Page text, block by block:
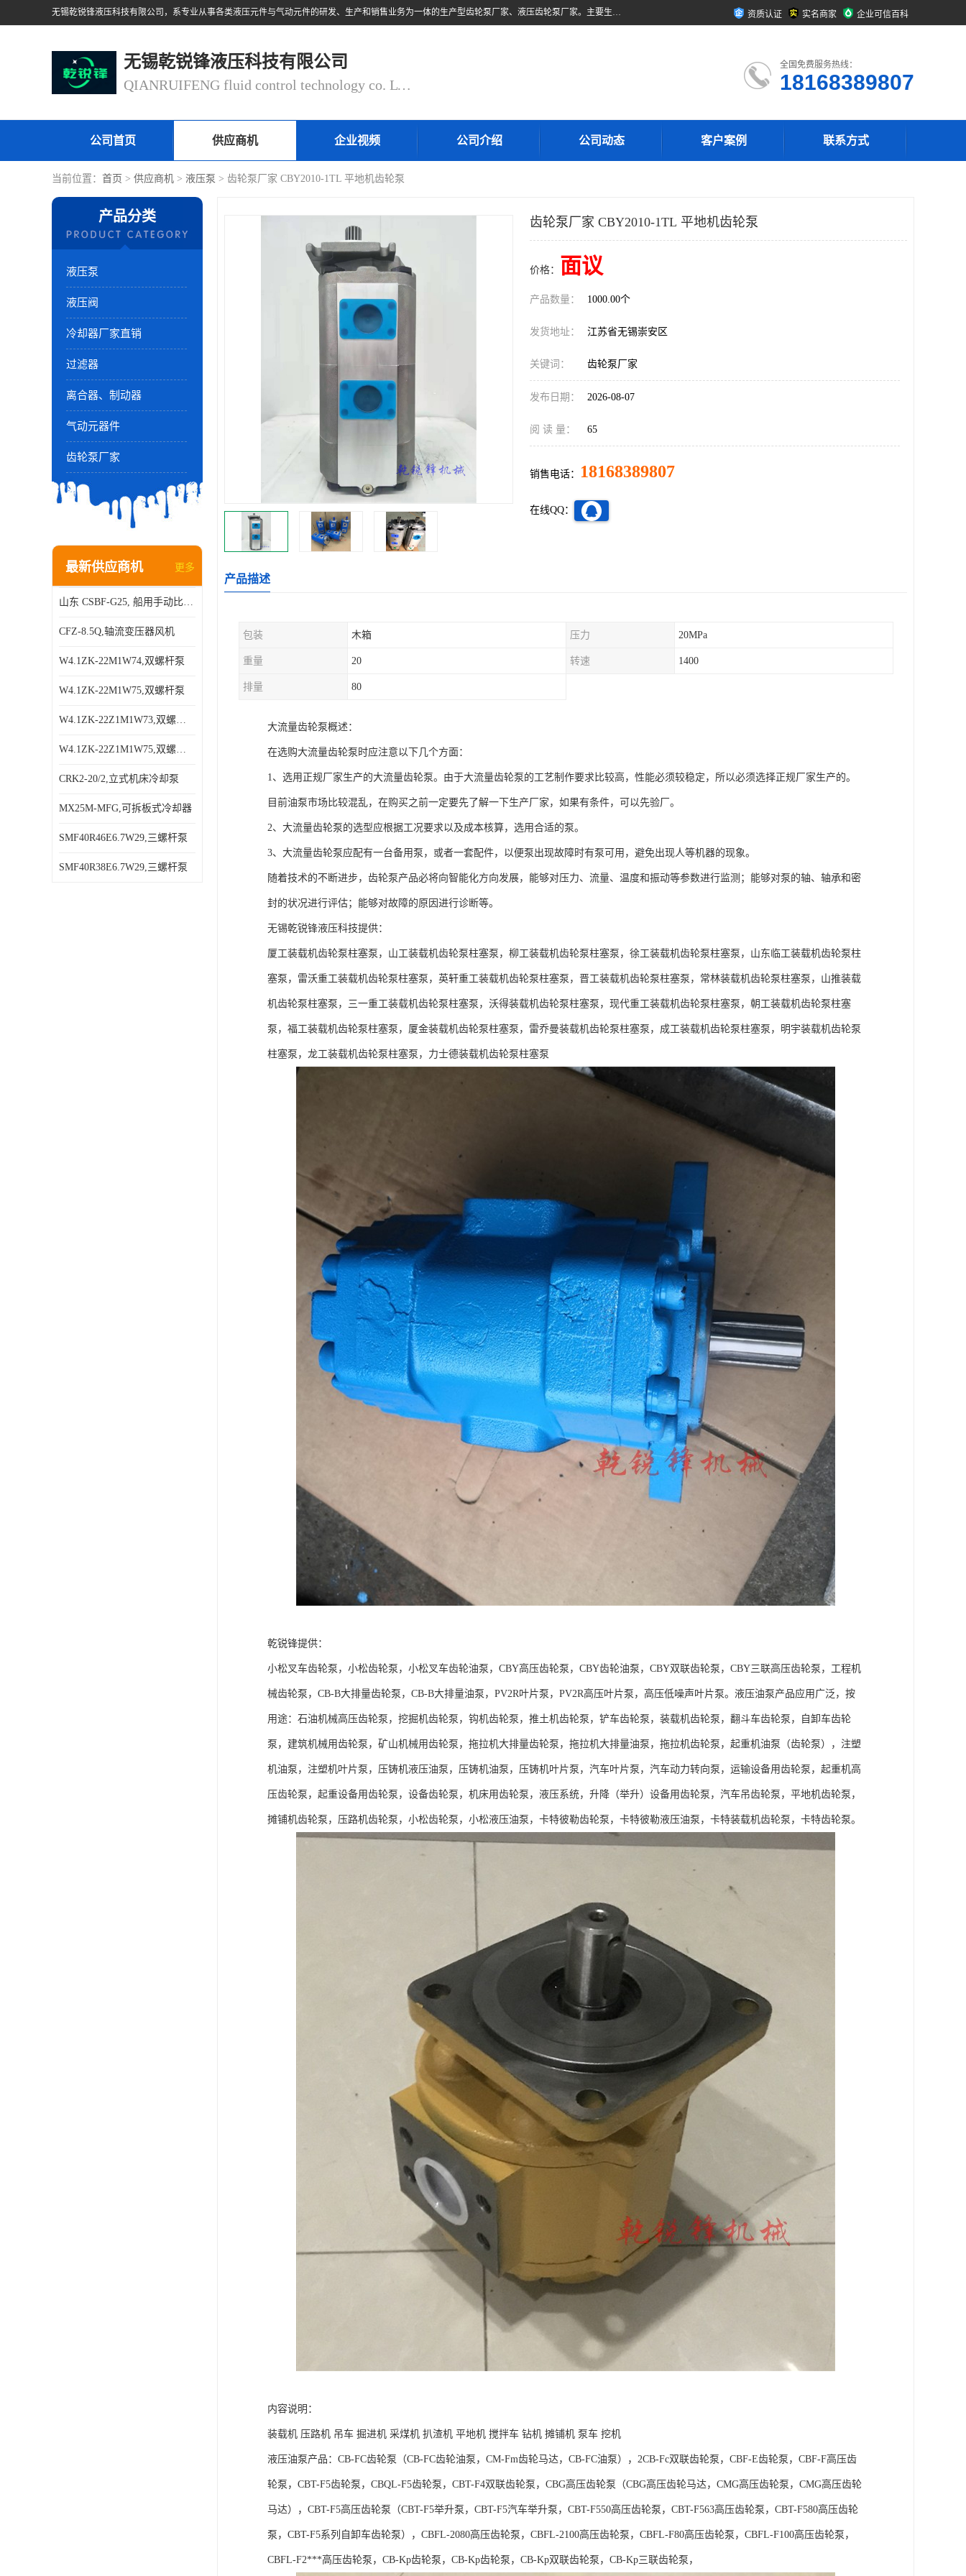
无锡乾锐锋液压科技有限公司，系专业从事各类液压元件与气动元件的研发、生产和销售业务为一体的生产型齿轮泵厂家、液压齿轮泵厂家。主要生产销售风冷式冷却器、液压油风冷却器，冷却器厂家直销、齿轮泵型号、齿轮泵厂家排名详情可来电咨询！ 资质认证 实名商家 企业可信百科
无锡乾锐锋液压科技有限公司
QIANRUIFENG fluid control technology co. LTD
全国免费服务热线：
18168389807
公司首页 供应商机 企业视频 公司介绍 公司动态 客户案例 联系方式
当前位置： 首页 > 供应商机 > 液压泵 > 齿轮泵厂家 CBY2010-1TL 平地机齿轮泵
产品分类
液压泵
液压阀
冷却器厂家直销
过滤器
离合器、制动器
气动元器件
齿轮泵厂家
最新供应商机 更多
山东 CSBF-G25, 船用手动比例流量方向复合阀
CFZ-8.5Q,轴流变压器风机
W4.1ZK-22M1W74,双螺杆泵
W4.1ZK-22M1W75,双螺杆泵
W4.1ZK-22Z1M1W73,双螺杆泵
W4.1ZK-22Z1M1W75,双螺杆泵
CRK2-20/2,立式机床冷却泵
MX25M-MFG,可拆板式冷却器
SMF40R46E6.7W29,三螺杆泵
SMF40R38E6.7W29,三螺杆泵
齿轮泵厂家 CBY2010-1TL 平地机齿轮泵
价格： 面议
产品数量： 1000.00个
发货地址： 江苏省无锡崇安区
关键词： 齿轮泵厂家
发布日期： 2026-08-07
阅 读 量： 65
销售电话： 18168389807
在线QQ：
产品描述
包装 木箱 压力 20MPa
重量 20 转速 1400
排量 80
大流量齿轮泵概述：
在选购大流量齿轮泵时应注意以下几个方面：
1、选用正规厂家生产的大流量齿轮泵。由于大流量齿轮泵的工艺制作要求比较高，性能必须较稳定，所以必须选择正规厂家生产的。
目前油泵市场比较混乱，在购买之前一定要先了解一下生产厂家，如果有条件，可以先验厂。
2、大流量齿轮泵的选型应根据工况要求以及成本核算，选用合适的泵。
3、大流量齿轮泵应配有一台备用泵，或者一套配件，以便泵出现故障时有泵可用，避免出现人等机器的现象。
随着技术的不断进步，齿轮泵产品必将向智能化方向发展，能够对压力、流量、温度和振动等参数进行监测；能够对泵的轴、轴承和密
封的状况进行评估；能够对故障的原因进行诊断等。
无锡乾锐锋液压科技提供：
厦工装载机齿轮泵柱塞泵，山工装载机齿轮泵柱塞泵，柳工装载机齿轮泵柱塞泵，徐工装载机齿轮泵柱塞泵，山东临工装载机齿轮泵柱
塞泵，雷沃重工装载机齿轮泵柱塞泵，英轩重工装载机齿轮泵柱塞泵，晋工装载机齿轮泵柱塞泵，常林装载机齿轮泵柱塞泵，山推装载
机齿轮泵柱塞泵，三一重工装载机齿轮泵柱塞泵，沃得装载机齿轮泵柱塞泵，现代重工装载机齿轮泵柱塞泵，朝工装载机齿轮泵柱塞
泵，福工装载机齿轮泵柱塞泵，厦金装载机齿轮泵柱塞泵，雷乔曼装载机齿轮泵柱塞泵，成工装载机齿轮泵柱塞泵，明宇装载机齿轮泵
柱塞泵，龙工装载机齿轮泵柱塞泵，力士德装载机齿轮泵柱塞泵
乾锐锋提供：
小松叉车齿轮泵，小松齿轮泵，小松叉车齿轮油泵，CBY高压齿轮泵，CBY齿轮油泵，CBY双联齿轮泵，CBY三联高压齿轮泵，工程机
械齿轮泵，CB-B大排量齿轮泵，CB-B大排量油泵，PV2R叶片泵，PV2R高压叶片泵，高压低噪声叶片泵。液压油泵产品应用广泛，按
用途：石油机械高压齿轮泵，挖掘机齿轮泵，钩机齿轮泵，推土机齿轮泵，铲车齿轮泵，装载机齿轮泵，翻斗车齿轮泵，自卸车齿轮
泵，建筑机械用齿轮泵，矿山机械用齿轮泵，拖拉机大排量齿轮泵，拖拉机大排量油泵，拖拉机齿轮泵，起重机油泵（齿轮泵），注塑
机油泵，注塑机叶片泵，压铸机液压油泵，压铸机油泵，压铸机叶片泵，汽车叶片泵，汽车动力转向泵，运输设备用齿轮泵，起重机高
压齿轮泵，起重设备用齿轮泵，设备齿轮泵，机床用齿轮泵，液压系统，升降（举升）设备用齿轮泵，汽车吊齿轮泵，平地机齿轮泵，
摊铺机齿轮泵，压路机齿轮泵，小松齿轮泵，小松液压油泵，卡特彼勒齿轮泵，卡特彼勒液压油泵，卡特装载机齿轮泵，卡特齿轮泵。
内容说明：
装载机 压路机 吊车 掘进机 采煤机 扒渣机 平地机 搅拌车 钻机 摊铺机 泵车 挖机
液压油泵产品：CB-FC齿轮泵（CB-FC齿轮油泵，CM-Fm齿轮马达，CB-FC油泵），2CB-Fc双联齿轮泵，CBF-E齿轮泵，CBF-F高压齿
轮泵，CBT-F5齿轮泵，CBQL-F5齿轮泵，CBT-F4双联齿轮泵，CBG高压齿轮泵（CBG高压齿轮马达，CMG高压齿轮泵，CMG高压齿轮
马达），CBT-F5高压齿轮泵（CBT-F5举升泵，CBT-F5汽车举升泵，CBT-F550高压齿轮泵，CBT-F563高压齿轮泵，CBT-F580高压齿轮
泵，CBT-F5系列自卸车齿轮泵），CBFL-2080高压齿轮泵，CBFL-2100高压齿轮泵，CBFL-F80高压齿轮泵，CBFL-F100高压齿轮泵，
CBFL-F2***高压齿轮泵，CB-Kp齿轮泵，CB-Kp齿轮泵，CB-Kp双联齿轮泵，CB-Kp三联齿轮泵，